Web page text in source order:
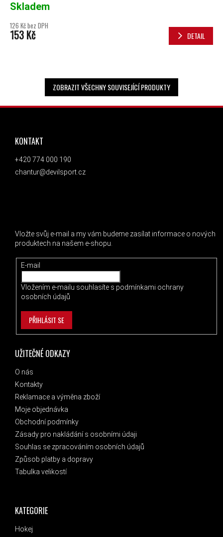
Skladem
126 Kč bez DPH
153 Kč DETAIL
ZOBRAZIT VŠECHNY SOUVISEJÍCÍ PRODUKTY
ZÁPATÍ
KATEGORIE
Hokej
UŽITEČNÉ ODKAZY
O nás
Kontakty
Reklamace a výměna zboží
Moje objednávka
Obchodní podmínky
Zásady pro nakládání s osobními údaji
Souhlas se zpracováním osobních údajů
Způsob platby a dopravy
Tabulka velikostí
KONTAKT
+420 774 000 190
chantur@devilsport.cz
Vložte svůj e-mail a my vám budeme zasílat informace o nových
produktech na našem e-shopu.
E-mail
Vložením e-mailu souhlasíte s podmínkami ochrany
osobních údajů
PŘIHLÁSIT SE